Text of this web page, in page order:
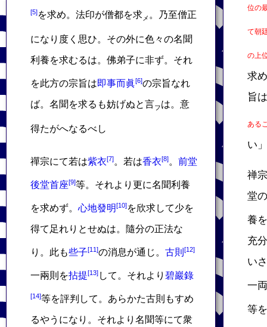
を求め。法印が僧都を求 メ 。乃至僧正
になり度く思ひ。その外に色々の名聞
利養を求むるは。佛弟子に非ず。それ
を此方の宗旨は即事而眞 の宗旨なれ
ば。名聞を求るも妨げぬと言フは。意
得たがへなるべし
禪宗にて若は紫衣 。若は香衣 。 前堂
後堂首座 等。それより更に名聞利養
を求めず。 心地發明 を欣求して少を
得て足れりとせぬは。隨分の正法な
り。此も些子 の消息が通じ。 古則
一兩則を拈提 して。それより 碧巖錄
等を評判して。あらかた古則もすめ
るやうになり。それより名聞等にて衆
位の
て朝
の上
求
旨
ある
い
禅
堂
養
充
い
一
等